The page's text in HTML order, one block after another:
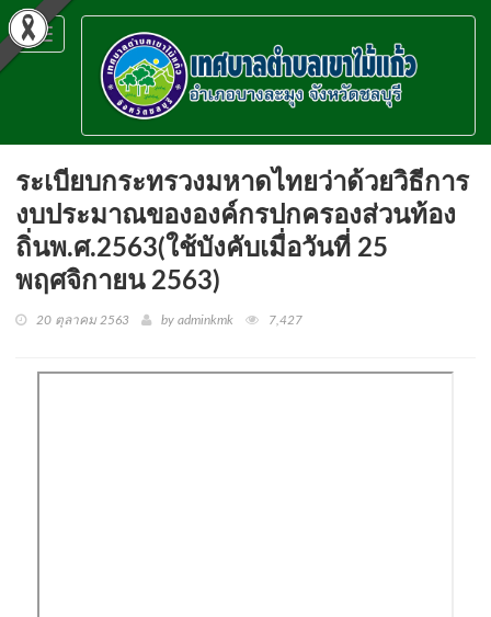
Toggle
navigation
ระเบียบกระทรวงมหาดไทยว่าด้วยวิธีการ
งบประมาณขององค์กรปกครองส่วนท้อง
ถิ่นพ.ศ.2563(ใช้บังคับเมื่อวันที่ 25
พฤศจิกายน 2563)
20 ตุลาคม 2563 by adminkmk 7,427